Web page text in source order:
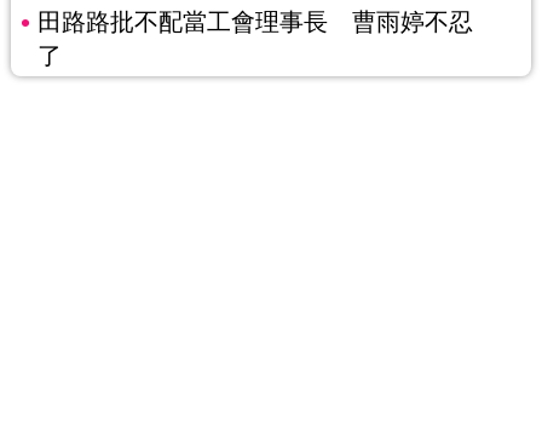
田路路批不配當工會理事長 曹雨婷不忍
了